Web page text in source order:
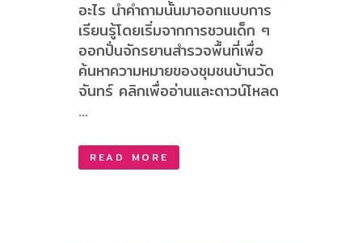
อะไร นำคำถามนั้นมาออกแบบการ
เรียนรู้โดยเริ่มจากการชวนเด็ก ๆ
ออกปั่นจักรยานสำรวจพื้นที่เพื่อ
ค้นหาความหมายของชุมชนบ้านวัด
จันทร์ คลิกเพื่ออ่านและดาวน์โหลด
...
READ MORE